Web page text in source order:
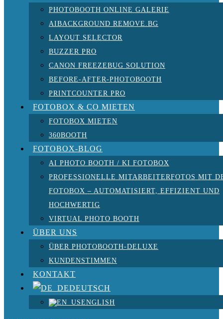
PHOTOBOOTH ONLINE GALERIE
AIBACKGROUND REMOVE.BG
LAYOUT SELECTOR
BUZZER PRO
CANON FREEZEBUG SOLUTION
BEFORE-AFTER-PHOTOBOOTH
PRINTCOUNTER PRO
FOTOBOX & CO MIETEN
FOTOBOX MIETEN
360BOOTH
FOTOBOX-BLOG
AI PHOTO BOOTH / KI FOTOBOX
PROFESSIONELLE MITARBEITERFOTOS MIT
FOTOBOX – AUTOMATISIERT, EFFIZIENT UND
HOCHWERTIG
VIRTUAL PHOTO BOOTH
ÜBER UNS
ÜBER PHOTOBOOTH-DELUXE
KUNDENSTIMMEN
KONTAKT
DEUTSCH
ENGLISH